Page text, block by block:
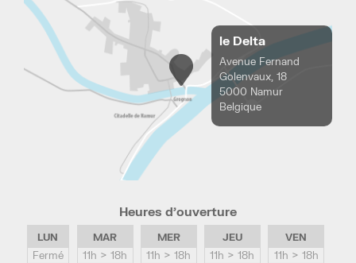
le Delta
Avenue Fernand
Golenvaux, 18
5000 Namur
Belgique
Heures d’ouverture
LUN
Fermé
MAR
11h > 18h
MER
11h > 18h
JEU
11h > 18h
VEN
11h > 18h